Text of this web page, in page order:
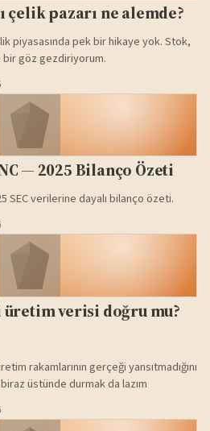
çelik pazarı ne alemde?
piyasasında pek bir hikaye yok. Stok,
göz gezdiriyorum.
— 2025 Bilanço Özeti
SEC verilerine dayalı bilanço özeti.
verisi doğru mu?
rakamlarının gerçeği yansıtmadığını
üstünde durmak da lazım